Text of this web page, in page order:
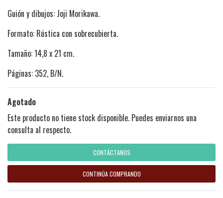
Guión y dibujos: Joji Morikawa.
Formato: Rústica con sobrecubierta.
Tamaño: 14,8 x 21 cm.
Páginas: 352, B/N.
Agotado
Este producto no tiene stock disponible. Puedes enviarnos una
consulta al respecto.
CONTÁCTANOS
CONTINÚA COMPRANDO